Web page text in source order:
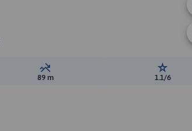
Suma spadków:
89 m Ocena
1.1/6